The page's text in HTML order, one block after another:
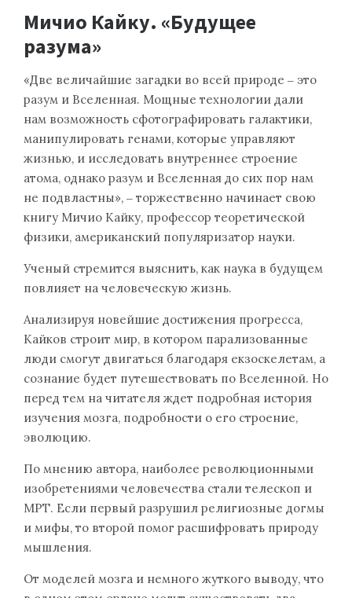
Мичио Кайку. «Будущее
разума»
«Две величайшие загадки во всей природе ‒ это
разум и Вселенная. Мощные технологии дали
нам возможность сфотографировать галактики,
манипулировать генами, которые управляют
жизнью, и исследовать внутреннее строение
атома, однако разум и Вселенная до сих пор нам
не подвластны», ‒ торжественно начинает свою
книгу Мичио Кайку, профессор теоретической
физики, американский популяризатор науки.
Ученый стремится выяснить, как наука в будущем
повлияет на человеческую жизнь.
Анализируя новейшие достижения прогресса,
Кайков строит мир, в котором парализованные
люди смогут двигаться благодаря екзоскелетам, а
сознание будет путешествовать по Вселенной. Но
перед тем на читателя ждет подробная история
изучения мозга, подробности о его строение,
эволюцию.
По мнению автора, наиболее революционными
изобретениями человечества стали телескоп и
МРТ. Если первый разрушил религиозные догмы
и мифы, то второй помог расшифровать природу
мышления.
От моделей мозга и немного жуткого выводу, что